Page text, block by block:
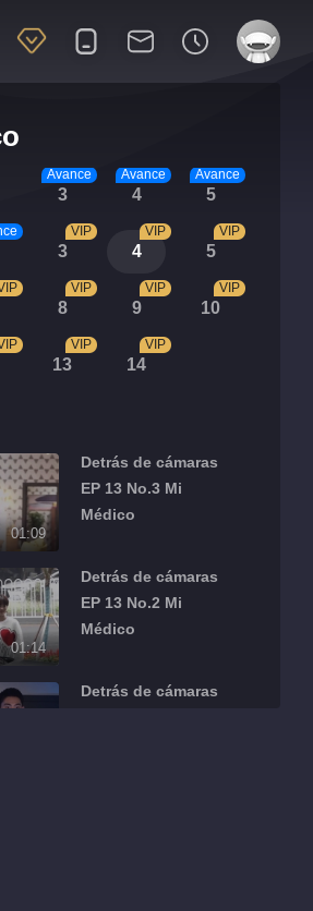
3
Avance
4
Avance
5
Avance
3
VIP
4
VIP
5
VIP
8
VIP
9
VIP
10
VIP
13
VIP
14
VIP
01:09
Detrás de cámaras
EP 13 No.3 Mi
Médico
01:14
Detrás de cámaras
EP 13 No.2 Mi
Médico
Detrás de cámaras